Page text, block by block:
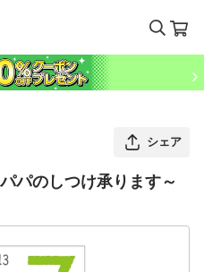
シェア
パのしつけ承ります～